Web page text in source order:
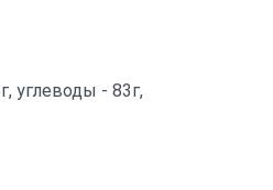
углеводы - 83г,